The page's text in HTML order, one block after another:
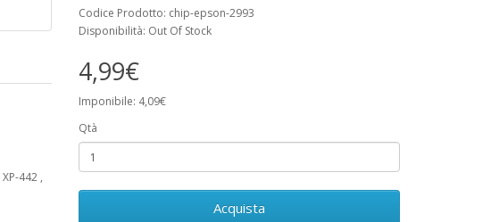
442 ,
Codice Prodotto: chip-epson-2993
Disponibilità: Out Of Stock
4,99€
Imponibile: 4,09€
Qtà
Acquista